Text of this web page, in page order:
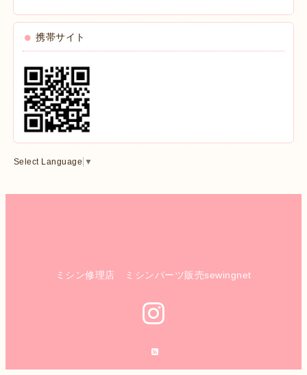
携帯サイト
Select Language ▼
ミシン修理店 ミシンパーツ販売sewingnet